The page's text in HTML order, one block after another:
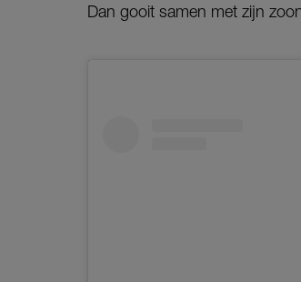
Dan gooit samen met zijn